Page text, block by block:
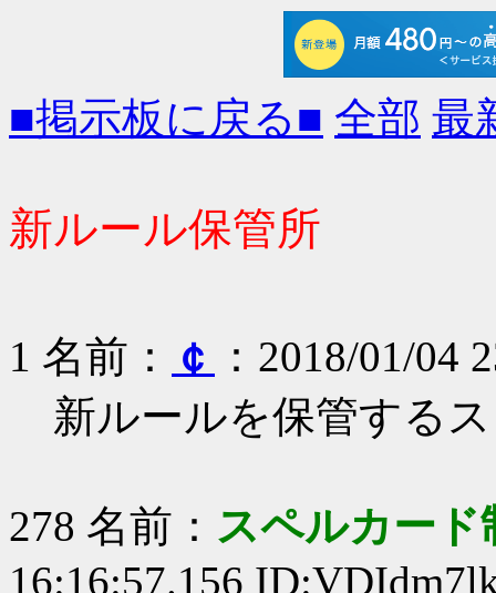
■掲示板に戻る■ 全部 最
新ルール保管所
1 名前： ￠
：2018/01/04
新ルールを保管する
278 名前： スペルカード
16:16:57.156